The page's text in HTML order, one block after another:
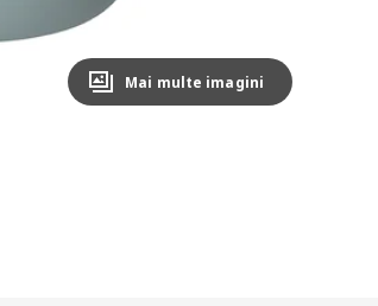
Mai multe imagini